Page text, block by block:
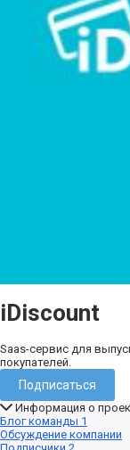
iDiscount
Saas-сервис для
покупателей.
Подписаться
Информация о
Блог команды 1
Обсуждение компании